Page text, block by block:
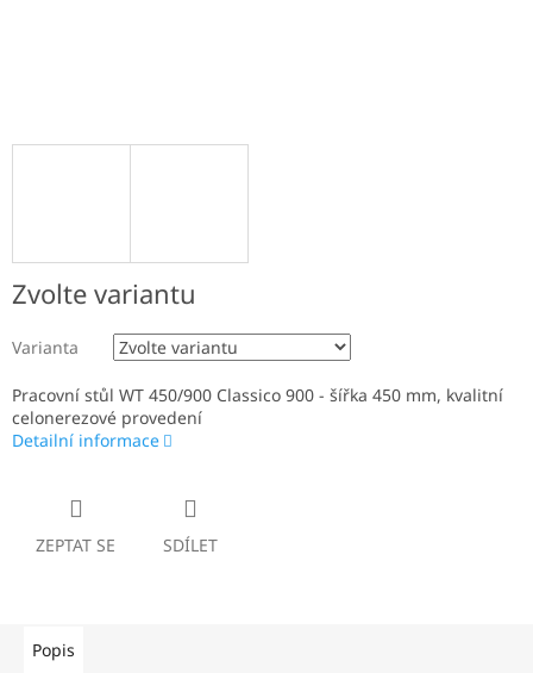
Zvolte variantu
Varianta
Pracovní stůl WT 450/900 Classico 900 - šířka 450 mm, kvalitní
celonerezové provedení
Detailní informace
ZEPTAT SE SDÍLET
Popis